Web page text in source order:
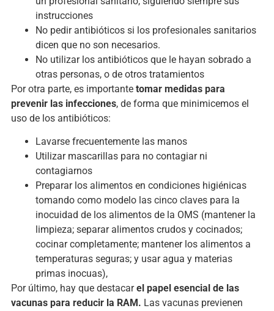
instrucciones
No pedir antibióticos si los profesionales sanitarios
dicen que no son necesarios.
No utilizar los antibióticos que le hayan sobrado a
otras personas, o de otros tratamientos
Por otra parte, es importante tomar medidas para
prevenir las infecciones, de forma que minimicemos el
uso de los antibióticos:
Lavarse frecuentemente las manos
Utilizar mascarillas para no contagiar ni
contagiarnos
Preparar los alimentos en condiciones higiénicas
tomando como modelo las cinco claves para la
inocuidad de los alimentos de la OMS (mantener la
limpieza; separar alimentos crudos y cocinados;
cocinar completamente; mantener los alimentos a
temperaturas seguras; y usar agua y materias
primas inocuas),
Por último, hay que destacarel papel esencial de las
vacunas para reducir la RAM. Las vacunas previenen